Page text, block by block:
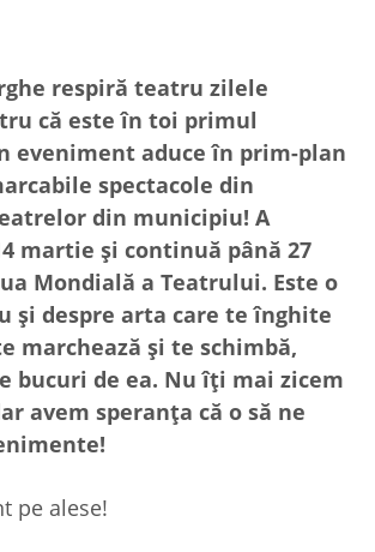
respiră teatru zilele
că este în toi primul
eveniment aduce în prim-plan
spectacole din
din municipiu! A
martie și continuă până 27
Mondială a Teatrului. Este o
și despre arta care te înghite
marchează și te schimbă,
bucuri de ea. Nu îți mai zicem
avem speranța că o să ne
pe alese!